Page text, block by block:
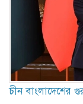
চীন বাংলাদেশের